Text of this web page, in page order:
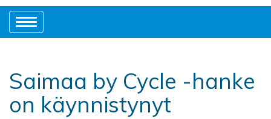
Toggle
navigation
Saimaa by Cycle -hanke
on käynnistynyt